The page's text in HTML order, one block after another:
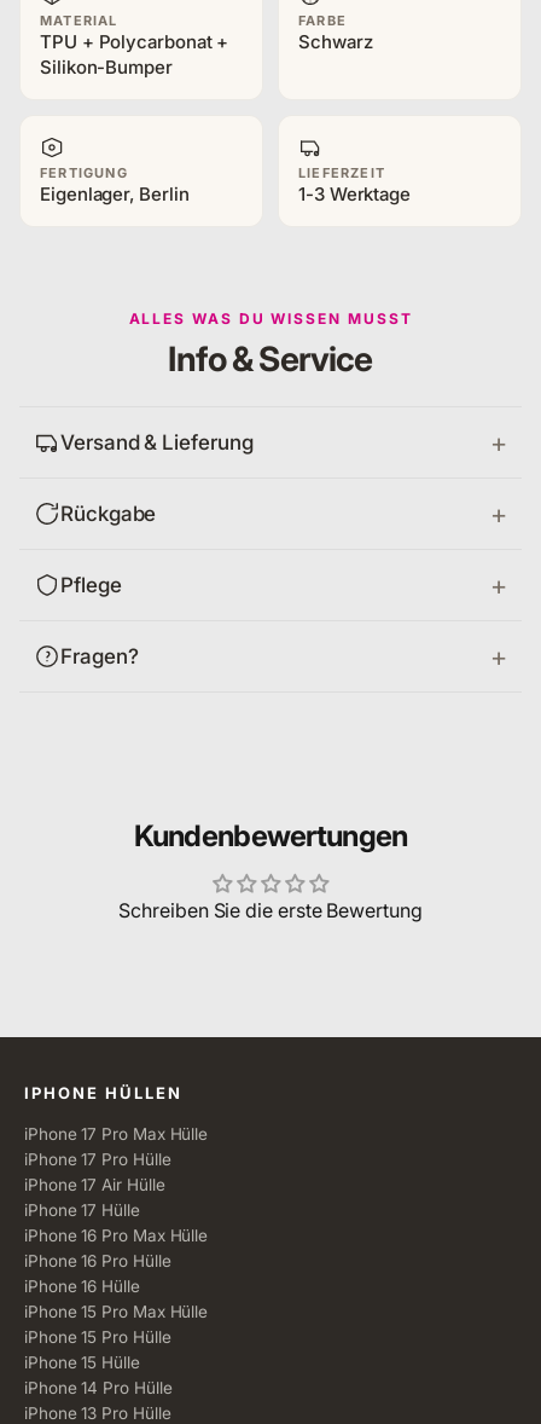
MATERIAL
TPU + Polycarbonat +
Silikon-Bumper
FARBE
Schwarz
FERTIGUNG
Eigenlager, Berlin
LIEFERZEIT
1-3 Werktage
ALLES WAS DU WISSEN MUSST
Info & Service
Versand & Lieferung
Rückgabe
Pflege
Fragen?
Kundenbewertungen
Schreiben Sie die erste Bewertung
Alle Kategorien
IPHONE HÜLLEN
iPhone 17 Pro Max Hülle
iPhone 17 Pro Hülle
iPhone 17 Air Hülle
iPhone 17 Hülle
iPhone 16 Pro Max Hülle
iPhone 16 Pro Hülle
iPhone 16 Hülle
iPhone 15 Pro Max Hülle
iPhone 15 Pro Hülle
iPhone 15 Hülle
iPhone 14 Pro Hülle
iPhone 13 Pro Hülle